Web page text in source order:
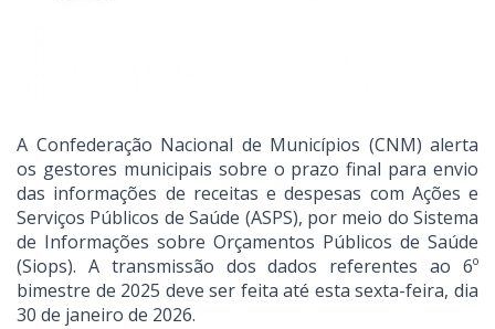
A Confederação Nacional de Municípios (CNM) alerta
os gestores municipais sobre o prazo final para envio
das informações de receitas e despesas com Ações e
Serviços Públicos de Saúde (ASPS), por meio do Sistema
de Informações sobre Orçamentos Públicos de Saúde
(Siops). A transmissão dos dados referentes ao 6º
bimestre de 2025 deve ser feita até esta sexta-feira, dia
30 de janeiro de 2026.